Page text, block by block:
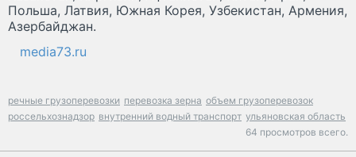
Польша, Латвия, Южная Корея, Узбекистан, Армения,
Азербайджан.
media73.ru
речные грузоперевозки перевозка зерна объем грузоперевозок
россельхознадзор внутренний водный транспорт ульяновская область
64 просмотров всего.